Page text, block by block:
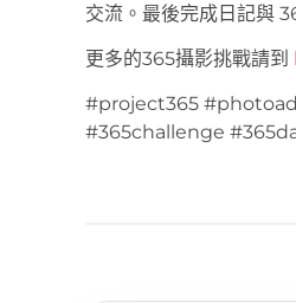
交流。最後完成日記與
更多的365攝影挑戰請到
#project365
#365challenge